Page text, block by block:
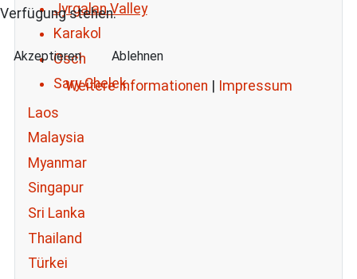
Jyrgalan Valley
Karakol
Osch
Sary Chelek
Laos
Malaysia
Myanmar
Singapur
Sri Lanka
Thailand
Türkei
Verfügung stehen.
Akzeptieren Ablehnen
Weitere Informationen | Impressum